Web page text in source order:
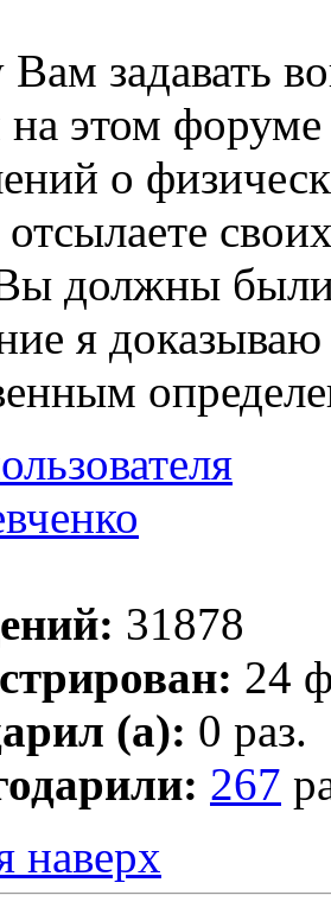
задавать
этом
о
отсылаете
должны были
я
31878
24
(а): 0 раз.
267
наверх